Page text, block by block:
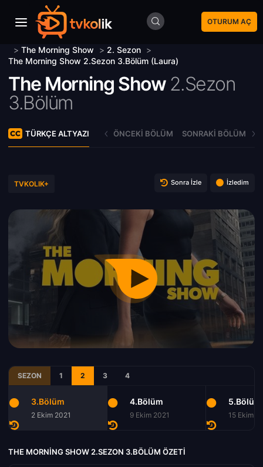
OTURUM AÇ
> The Morning Show > 2. Sezon >
The Morning Show 2.Sezon 3.Bölüm (Laura)
The Morning Show 2.Sezon
3.Bölüm
TÜRKÇE ALTYAZI ÖNCEKI BÖLÜM SONRAKI BÖLÜM
TVKOLIK+ Sonra İzle İzledim
SEZON 1 2 3 4
3.Bölüm
2 Ekim 2021
4.Bölüm
9 Ekim 2021
5.Bölüm
15 Ekim
THE MORNING SHOW 2.SEZON 3.BÖLÜM ÖZETI